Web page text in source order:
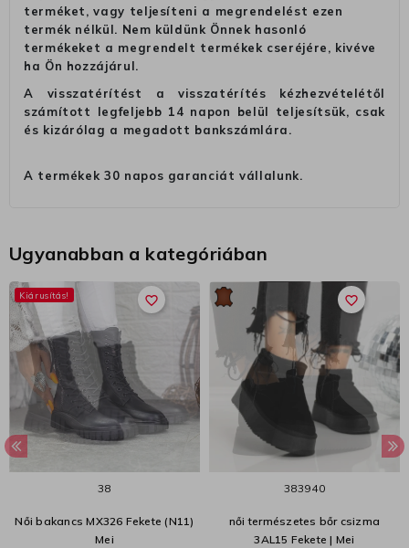
terméket, vagy teljesíteni a megrendelést ezen
termék nélkül. Nem küldünk Önnek hasonló
termékeket a megrendelt termékek cseréjére, kivéve
ha Ön hozzájárul.
A visszatérítést a visszatérítés kézhezvételétől
számított legfeljebb 14 napon belül teljesítsük, csak
és kizárólag a megadott bankszámlára.
A termékek 30 napos garanciát vállalunk.
Ugyanabban a kategóriában
favorite_border
Kiárusítás!
38
Női bakancs MX326 Fekete (N11)
Mei
favorite_border
383940
női természetes bőr csizma
3AL15 Fekete | Mei